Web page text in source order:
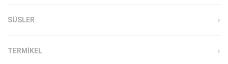
SÜSLER
TERMIKEL